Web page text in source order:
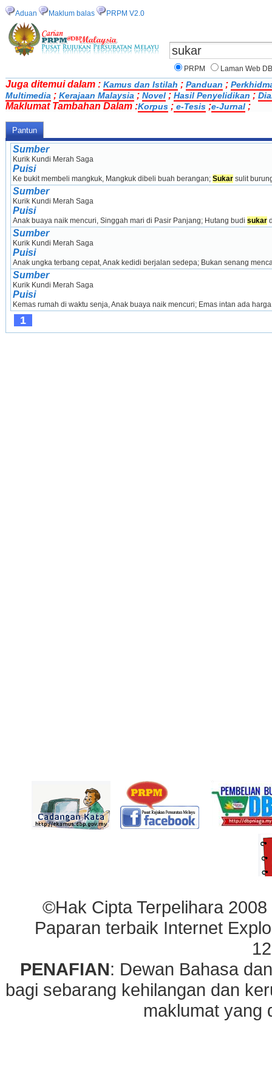
Aduan Maklum balas PRPM V2.0
PRPM Laman Web
Juga ditemui dalam : Kamus dan Istilah ; Panduan ;
Multimedia ; Kerajaan Malaysia ; Novel ; Hasil Penyelidikan ;
Maklumat Tambahan Dalam :Korpus ; e-Tesis ;e-Jurnal ;
Pantun
Sumber
Kurik Kundi Merah Saga
Puisi
Ke bukit membeli mangkuk, Mangkuk dibeli buah berangan; Sukar sulit
Sumber
Kurik Kundi Merah Saga
Puisi
Anak buaya naik mencuri, Singgah mari di Pasir Panjang; Hutang budi sukar
Sumber
Kurik Kundi Merah Saga
Puisi
Anak ungka terbang cepat, Anak kedidi berjalan sedepa; Bukan senang
Sumber
Kurik Kundi Merah Saga
Puisi
Kemas rumah di waktu senja, Anak buaya naik mencuri; Emas intan ada
1
©Hak Cipta Terpelihara
Paparan terbaik Internet
PENAFIAN: Dewan Bahasa
bagi sebarang kehilangan dan
maklumat yang